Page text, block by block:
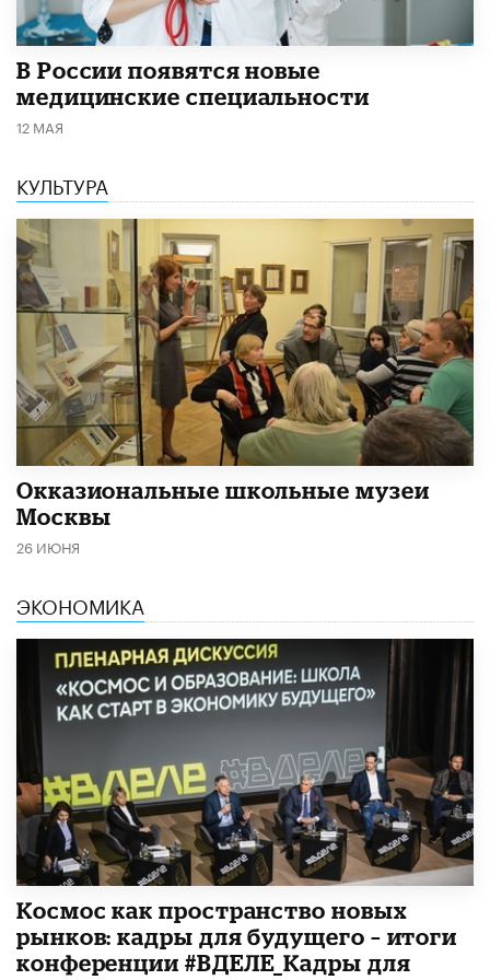
В России появятся новые
медицинские специальности
12 МАЯ
КУЛЬТУРА
​Окказиональные школьные музеи
Москвы
26 ИЮНЯ
ЭКОНОМИКА
Космос как пространство новых
рынков: кадры для будущего – итоги
конференции #ВДЕЛЕ_Кадры для